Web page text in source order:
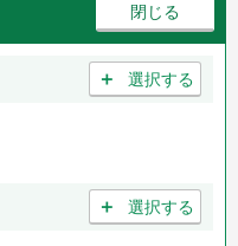
＋ 選択する
＋ 選択する